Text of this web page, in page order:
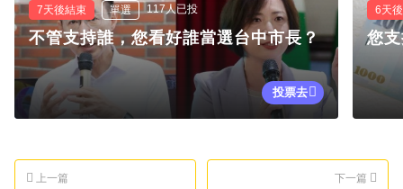
7天後結束 單選 117人已投
不管支持誰，您看好誰當選台中市長？
投票去
6天
您
上一篇 下一篇